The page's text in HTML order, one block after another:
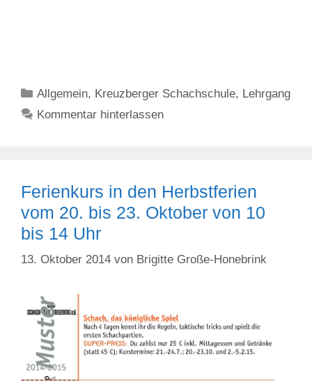
Kategorien
Allgemein, Kreuzberger Schachschule, Lehrgang
Kommentar hinterlassen
Ferienkurs in den Herbstferien
vom 20. bis 23. Oktober von 10
bis 14 Uhr
13. Oktober 2014 von Brigitte Große-Honebrink